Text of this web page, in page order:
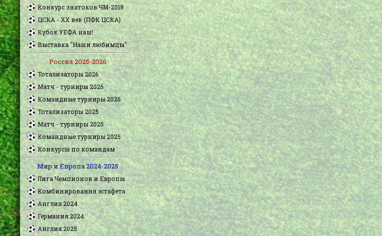
Конкурс знатоков ЧМ-2018
ЦСКА - XX век (ПФК ЦСКА)
Кубок УЕФА наш!
Выставка "Наши любимцы"
Россия 2025-2026
Тотализаторы 2026
Матч - турниры 2026
Командные турниры 2026
Тотализаторы 2025
Матч - турниры 2025
Командные турниры 2025
Конкурсы по командам
Мир и Европа 2024-2025
Лига Чемпионов и Европы
Комбинировання эстафета
Англия 2024
Германия 2024
Англия 2025